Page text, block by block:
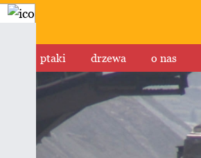
ptaki drzewa o nas